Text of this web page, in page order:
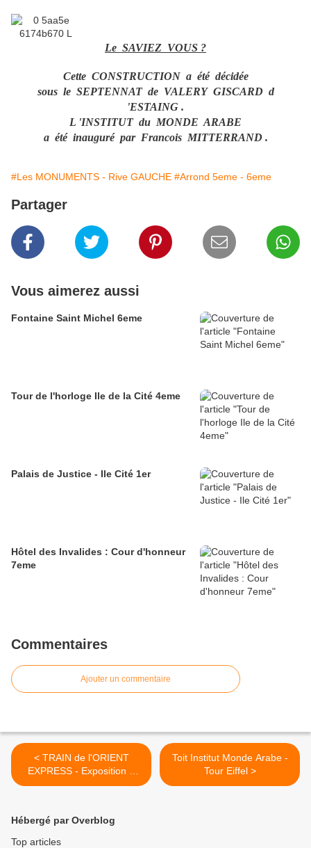
Le SAVIEZ VOUS ?
Cette CONSTRUCTION a été décidée
sous le SEPTENNAT de VALERY GISCARD d
'ESTAING .
L 'INSTITUT du MONDE ARABE
a été inauguré par Francois MITTERRAND .
#Les MONUMENTS - Rive GAUCHE #Arrond 5eme - 6eme
Partager
Vous aimerez aussi
Fontaine Saint Michel 6eme
Tour de l'horloge Ile de la Cité 4eme
Palais de Justice - Ile Cité 1er
Hôtel des Invalides : Cour d'honneur
7eme
Commentaires
Ajouter un commentaire
< TRAIN de l'ORIENT
EXPRESS - Exposition à
l'Institut du Monde Arabe
Toit Institut Monde Arabe -
Tour Eiffel >
Hébergé par Overblog
Top articles